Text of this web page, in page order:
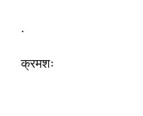
.
क्रमशः